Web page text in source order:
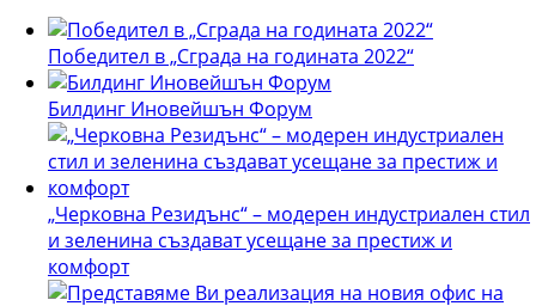
Победител в „Сграда на годината 2022“
Билдинг Иновейшън Форум
„Черковна Резидънс“ – модерен индустриален стил
и зеленина създават усещане за престиж и
комфорт